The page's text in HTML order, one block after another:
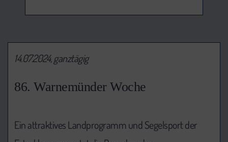
86. Warnemünder Woche
14.07.2024, ganztägig
Ein attraktives Landprogramm und Segelsport der